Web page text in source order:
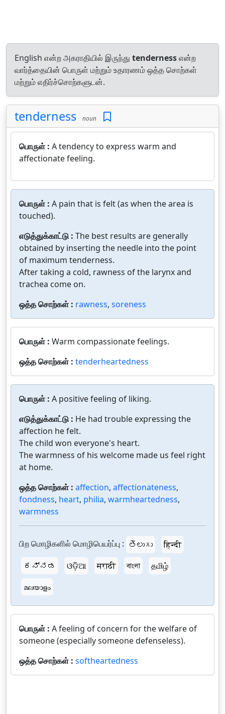
English என்ற அகராதியில் இருந்து tendernessஎன்ற
வார்த்தையின் பொருள் மற்றும் உதாரணம் ஒத்த சொற்கள்
மற்றும் எதிர்ச்சொற்களுடன்.
tenderness noun
பொருள் : A tendency to express warm and
affectionate feeling.
பொருள் : A pain that is felt (as when the area is
touched).
எடுத்துக்காட்டு : The best results are generally
obtained by inserting the needle into the point
of maximum tenderness.
After taking a cold, rawness of the larynx and
trachea come on.
ஒத்த சொற்கள் : rawness, soreness
பொருள் : Warm compassionate feelings.
ஒத்த சொற்கள் : tenderheartedness
பொருள் : A positive feeling of liking.
எடுத்துக்காட்டு : He had trouble expressing the
affection he felt.
The child won everyone's heart.
The warmness of his welcome made us feel right
at home.
ஒத்த சொற்கள் : affection, affectionateness,
fondness, heart, philia, warmheartedness,
warmness
பிற மொழிகளில் மொழிபெயர்ப்பு : తెలుగు
हिन्दी
ಕನ್ನಡ
ଓଡ଼ିଆ मराठी বাংলা
தமிழ்
മലയാളം
பொருள் : A feeling of concern for the welfare of
someone (especially someone defenseless).
ஒத்த சொற்கள் : softheartedness